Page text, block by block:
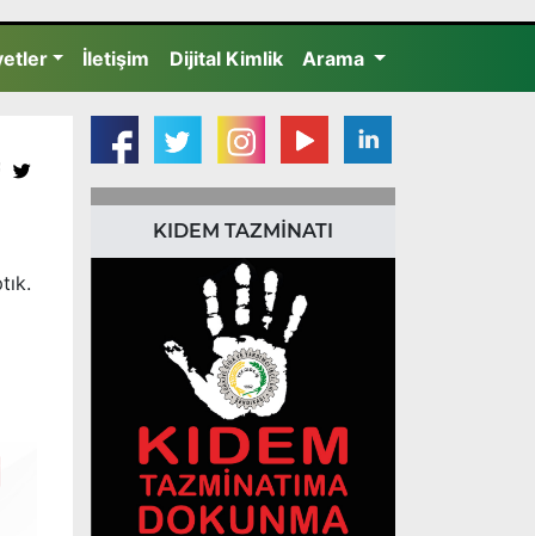
İletişim Dijital Kimlik Arama
KIDEM TAZMİNATI